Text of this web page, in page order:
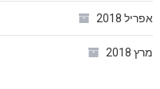
אפריל 2018
מרץ 2018